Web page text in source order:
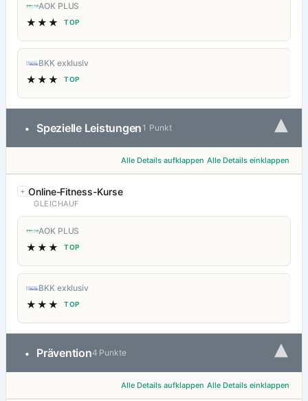
AOK PLUS
★★★ TOP
BKK exklusiv
★★★ TOP
• Spezielle Leistungen 1 Punkt ▾
Alle Details aufklappen Alle Details einklappen
Online-Fitness-Kurse
GLEICHAUF
AOK PLUS
★★★ TOP
BKK exklusiv
★★★ TOP
• Prävention4 Punkte ▾
Alle Details aufklappen Alle Details einklappen